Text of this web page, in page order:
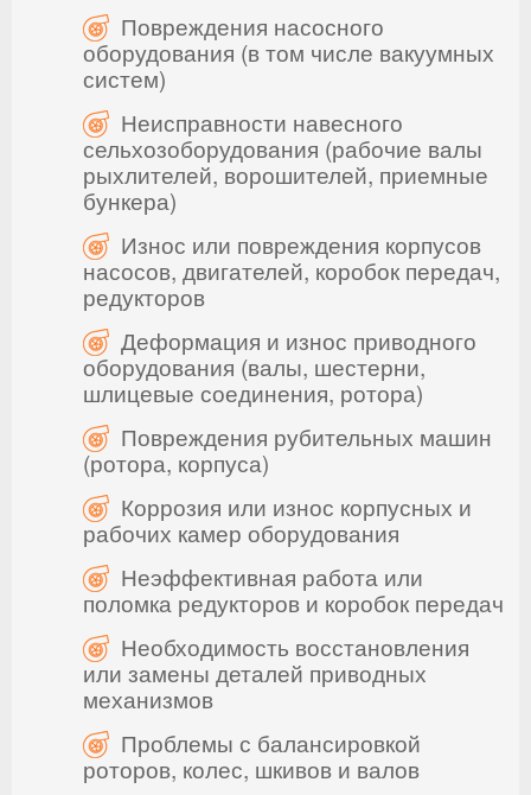
Повреждения насосного
оборудования (в том числе вакуумных
систем)
Неисправности навесного
сельхозоборудования (рабочие валы
рыхлителей, ворошителей, приемные
бункера)
Износ или повреждения корпусов
насосов, двигателей, коробок передач,
редукторов
Деформация и износ приводного
оборудования (валы, шестерни,
шлицевые соединения, ротора)
Повреждения рубительных машин
(ротора, корпуса)
Коррозия или износ корпусных и
рабочих камер оборудования
Неэффективная работа или
поломка редукторов и коробок передач
Необходимость восстановления
или замены деталей приводных
механизмов
Проблемы с балансировкой
роторов, колес, шкивов и валов